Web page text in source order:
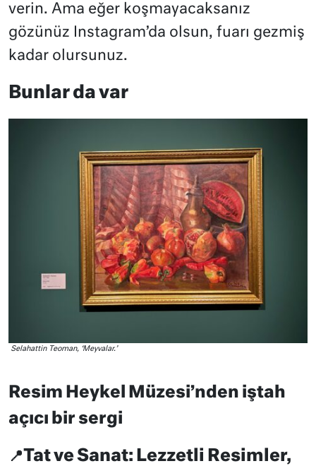
verin. Ama eğer koşmayacaksanız
gözünüz Instagram’da olsun, fuarı gezmiş
kadar olursunuz.
Bunlar da var
Selahattin Teoman, ‘Meyvalar.’
Resim Heykel Müzesi’nden iştah
açıcı bir sergi
📍Tat ve Sanat: Lezzetli Resimler,